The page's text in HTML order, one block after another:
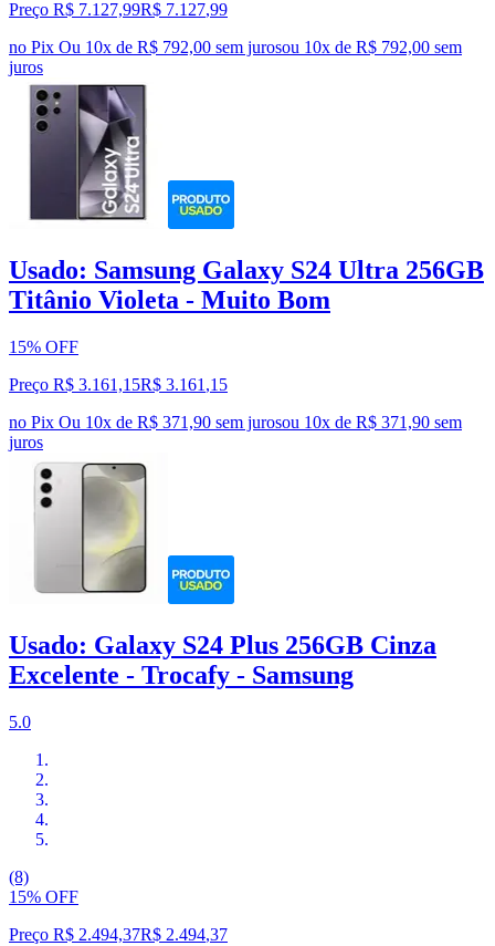
Preço R$ 7.127,99R$ 7.127,99
no Pix Ou 10x de R$ 792,00 sem jurosou 10x de R$ 792,00 sem
juros
Usado: Samsung Galaxy S24 Ultra 256GB
Titânio Violeta - Muito Bom
15% OFF
Preço R$ 3.161,15R$ 3.161 ,15
no Pix Ou 10x de R$ 371,90 sem jurosou 10x de R$ 371,90 sem
juros
Usado: Galaxy S24 Plus 256GB Cinza
Excelente - Trocafy - Samsung
5.0
(8)
15% OFF
Preço R$ 2.494,37R$ 2.494,37